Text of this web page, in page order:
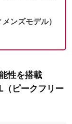
ンズモデル）
性を搭載
（ピークフリー